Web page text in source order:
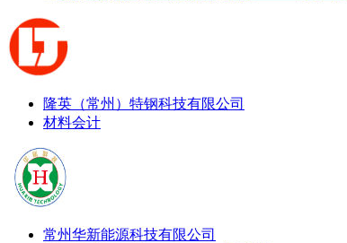
隆英（常州）特钢科技有限公司
材料会计
常州华新能源科技有限公司